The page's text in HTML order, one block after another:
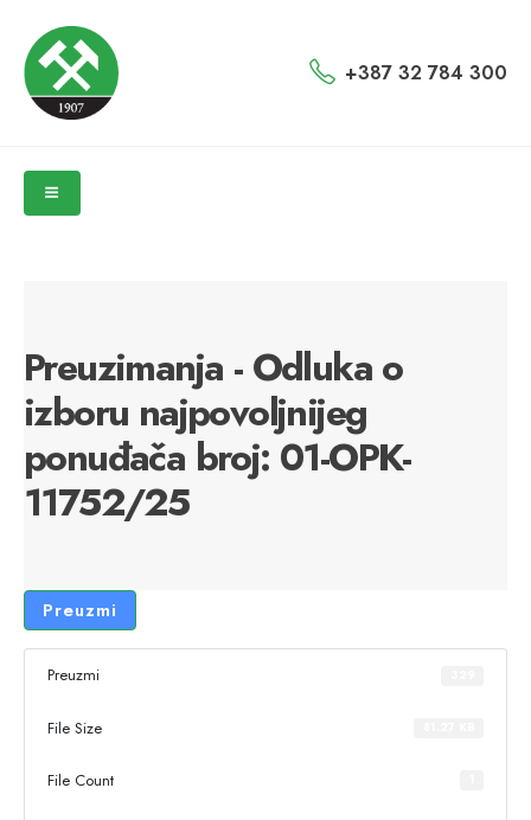
+387 32 784 300
Preuzimanja - Odluka o
izboru najpovoljnijeg
ponuđača broj: 01-OPK-
11752/25
Preuzmi
Preuzmi
File Size
File Count